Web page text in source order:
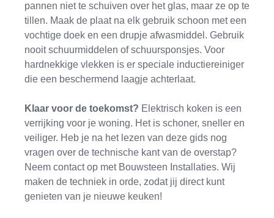
pannen niet te schuiven over het glas, maar ze op te
tillen. Maak de plaat na elk gebruik schoon met een
vochtige doek en een drupje afwasmiddel. Gebruik
nooit schuurmiddelen of schuursponsjes. Voor
hardnekkige vlekken is er speciale inductiereiniger
die een beschermend laagje achterlaat.
Klaar voor de toekomst? Elektrisch koken is een
verrijking voor je woning. Het is schoner, sneller en
veiliger. Heb je na het lezen van deze gids nog
vragen over de technische kant van de overstap?
Neem contact op met Bouwsteen Installaties. Wij
maken de techniek in orde, zodat jij direct kunt
genieten van je nieuwe keuken!